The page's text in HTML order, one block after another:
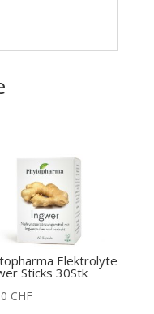
Elektrolyte
Sticks 30Stk
CHF